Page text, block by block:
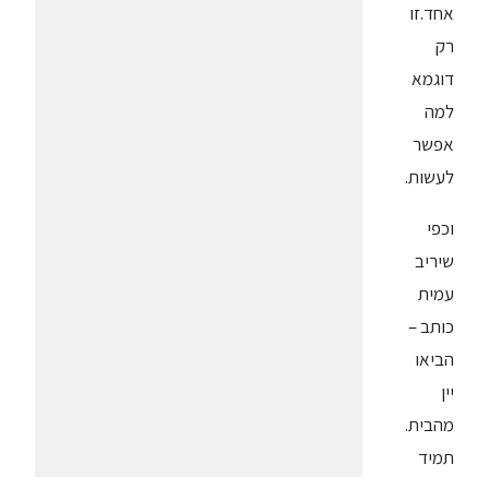
אחד.זו
רק
דוגמא
למה
אפשר
לעשות.
וכפי
שיריב
עמית
כותב –
הביאו
יין
מהבית.
תמיד